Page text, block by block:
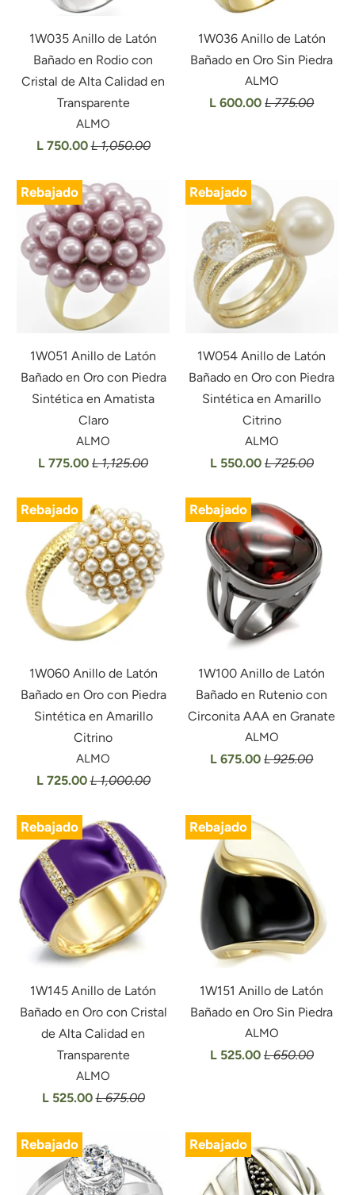
1W035 Anillo de Latón
Bañado en Rodio con
Cristal de Alta Calidad en
Transparente
ALMO
L 750.00L 1,050.00
1W036 Anillo de Latón
Bañado en Oro Sin Piedra
ALMO
L 600.00L 775.00
Rebajado
1W051 Anillo de Latón
Bañado en Oro con Piedra
Sintética en Amatista
Claro
ALMO
L 775.00L 1,125.00
Rebajado
1W054 Anillo de Latón
Bañado en Oro con Piedra
Sintética en Amarillo
Citrino
ALMO
L 550.00 L 725.00
Rebajado
1W060 Anillo de Latón
Bañado en Oro con Piedra
Sintética en Amarillo
Citrino
ALMO
L 725.00L 1,000.00
Rebajado
1W100 Anillo de Latón
Bañado en Rutenio con
Circonita AAA en Granate
ALMO
L 675.00L 925.00
Rebajado
1W145 Anillo de Latón
Bañado en Oro con Cristal
de Alta Calidad en
Transparente
ALMO
L 525.00L 675.00
Rebajado
1W151 Anillo de Latón
Bañado en Oro Sin Piedra
ALMO
L 525.00 L 650.00
Rebajado Rebajado